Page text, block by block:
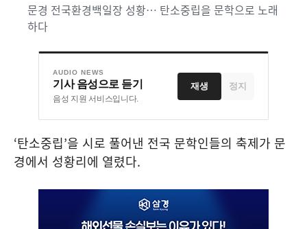
문경 전국환경백일장 성황… 탄소중립을 문학으로 노래
하다
AUDIO NEWS
기사 음성으로 듣기
음성 지원 서비스입니다.
재생 정지
‘탄소중립’을 시로 풀어낸 전국 문학인들의 축제가 문
경에서 성황리에 열렸다.